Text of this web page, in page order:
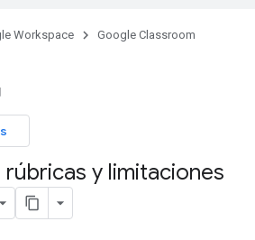
Workspace
Google Classroom
y limitaciones